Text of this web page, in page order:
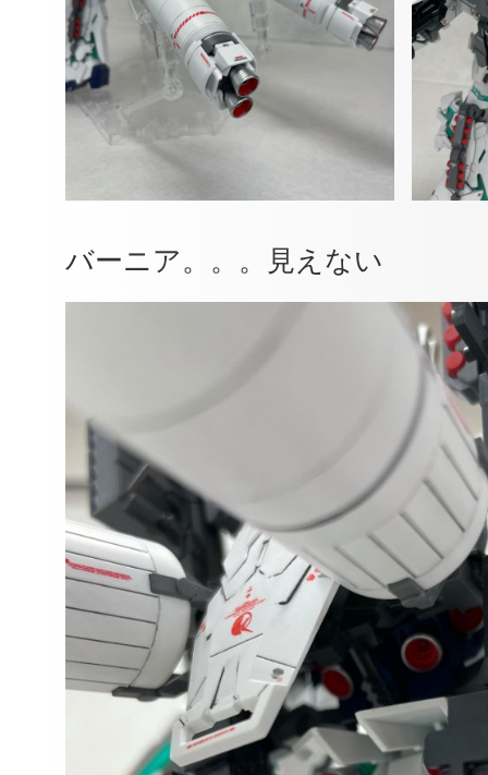
バーニア。。。見えない